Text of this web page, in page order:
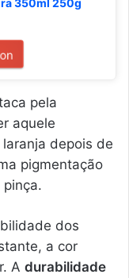
pela
aquele
laranja depois de
pigmentação
dos
a cor
A durabilidade